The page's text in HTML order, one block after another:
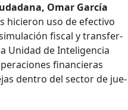
Omar Gar­cía
hicieron uso de efec­ti­vo
fis­cal y trans­fer­
Unidad de Inteligen­cia
financieras
den­tro del sec­tor de jue­